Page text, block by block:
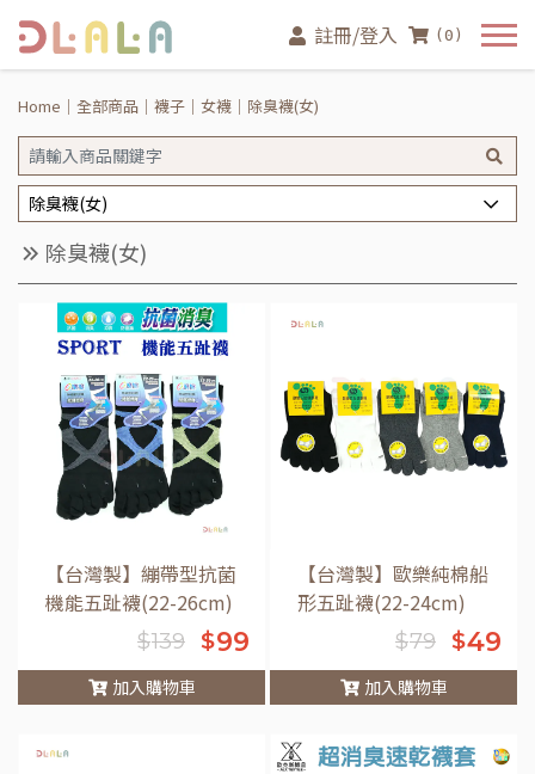
註冊/登入 (0)
Home 全部商品 襪子 女襪 除臭襪(女)
除臭襪(女)
除臭襪(女)
【台灣製】繃帶型抗菌
機能五趾襪(22-26cm)
$139 $99
加入購物車
【台灣製】歐樂純棉船
形五趾襪(22-24cm)
$79 $49
加入購物車